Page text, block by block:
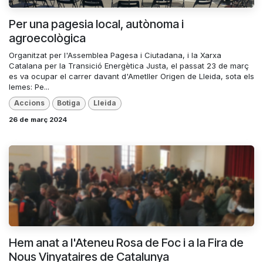
Per una pagesia local, autònoma i
agroecològica
Organitzat per l'Assemblea Pagesa i Ciutadana, i la Xarxa
Catalana per la Transició Energètica Justa, el passat 23 de març
es va ocupar el carrer davant d'Ametller Origen de Lleida, sota els
lemes: Pe...
Accions Botiga Lleida
26 de març 2024
Hem anat a l'Ateneu Rosa de Foc i a la Fira de
Nous Vinyataires de Catalunya